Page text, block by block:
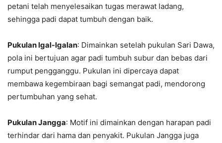
petani telah menyelesaikan tugas merawat ladang,
sehingga padi dapat tumbuh dengan baik.
Pukulan Igal-Igalan: Dimainkan setelah pukulan Sari Dawa,
pola ini bertujuan agar padi tumbuh subur dan bebas dari
rumput pengganggu. Pukulan ini dipercaya dapat
membawa kegembiraan bagi semangat padi, mendorong
pertumbuhan yang sehat.
Pukulan Jangga: Motif ini dimainkan dengan harapan padi
terhindar dari hama dan penyakit. Pukulan Jangga juga